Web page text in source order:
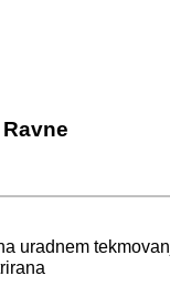
uradnem